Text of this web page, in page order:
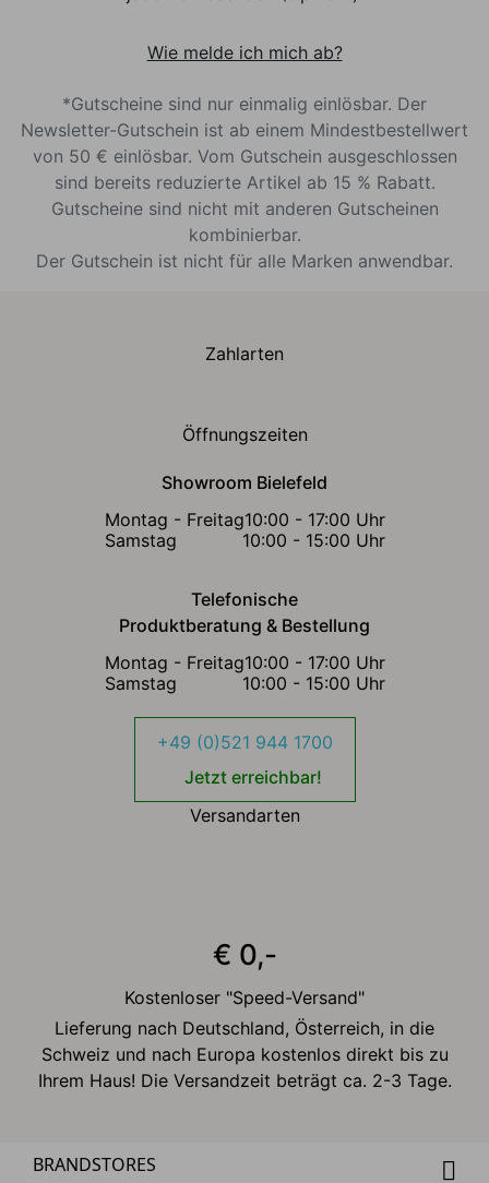
Wie melde ich mich ab?
*Gutscheine sind nur einmalig einlösbar. Der
Newsletter-Gutschein ist ab einem Mindestbestellwert
von 50 € einlösbar. Vom Gutschein ausgeschlossen
sind bereits reduzierte Artikel ab 15 % Rabatt.
Gutscheine sind nicht mit anderen Gutscheinen
kombinierbar.
Der Gutschein ist nicht für alle Marken anwendbar.
Zahlarten
Öffnungszeiten
Showroom Bielefeld
Montag - Freitag10:00 - 17:00 Uhr
Samstag
10:00 - 15:00 Uhr
Telefonische
Produktberatung & Bestellung
Montag - Freitag10:00 - 17:00 Uhr
Samstag
10:00 - 15:00 Uhr
+49 (0)521 944 1700
Jetzt erreichbar!
Versandarten
€ 0,-
Kostenloser "Speed-Versand"
Lieferung nach Deutschland, Österreich, in die
Schweiz und nach Europa kostenlos direkt bis zu
Ihrem Haus! Die Versandzeit beträgt ca. 2-3 Tage.
BRANDSTORES